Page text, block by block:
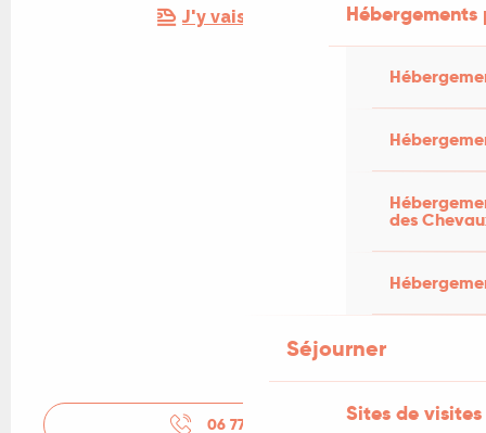
des
Séjourner
Sites de visites
J'y vais en train !
06 77 63 82